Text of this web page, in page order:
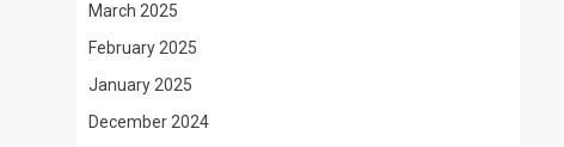
March 2025
February 2025
January 2025
December 2024